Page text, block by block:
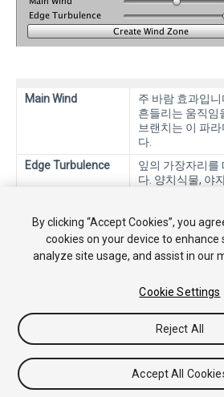
Main Wind
주 바람 효과입
흔들리는 움직임
브랜치는 이 파
다.
Edge Turbulence
잎의 가장자리를
다. 양치식물, 야
Copyright © 2018 Unity Technologies.
보
쿠키
내 개인정보
Your Privacy Choices (Cookie Settings)
By clicking “Accept Cookies”, you
cookies on your device to enhance
analyze site usage, and assist in our
Cookie Settings
Reject All
Accept All